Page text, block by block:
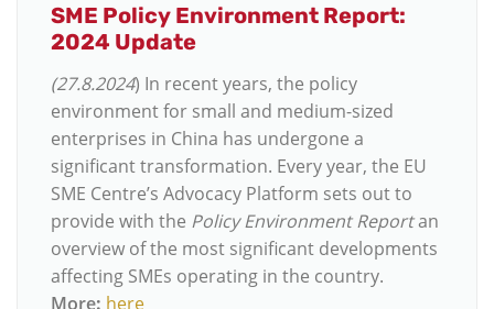
SME Policy Environment Report:
2024 Update
(27.8.2024) In recent years, the policy
environment for small and medium-sized
enterprises in China has undergone a
significant transformation. Every year, the EU
SME Centre’s Advocacy Platform sets out to
provide with the Policy Environment Reportan
overview of the most significant developments
affecting SMEs operating in the country.
More: here